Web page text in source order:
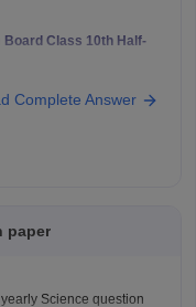
Board Class 10th Half-
Complete Answer
paper
Science question